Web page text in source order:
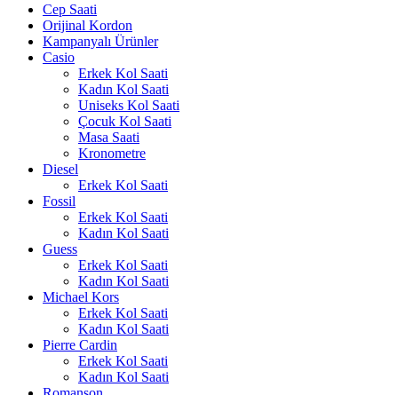
Cep Saati
Orijinal Kordon
Kampanyalı Ürünler
Casio
Erkek Kol Saati
Kadın Kol Saati
Uniseks Kol Saati
Çocuk Kol Saati
Masa Saati
Kronometre
Diesel
Erkek Kol Saati
Fossil
Erkek Kol Saati
Kadın Kol Saati
Guess
Erkek Kol Saati
Kadın Kol Saati
Michael Kors
Erkek Kol Saati
Kadın Kol Saati
Pierre Cardin
Erkek Kol Saati
Kadın Kol Saati